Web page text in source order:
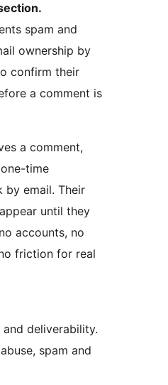
spam and
ownership by
confirm their
a comment is
a comment,
time
by email. Their
until they
accounts, no
friction for real
deliverability.
spam and